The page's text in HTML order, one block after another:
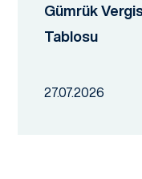
Gümrük
Tablosu
27.07.2026